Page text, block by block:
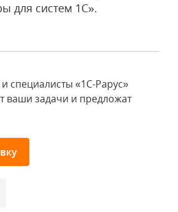
для систем 1С».
и специалисты «1С-Рарус»
ваши задачи и предложат